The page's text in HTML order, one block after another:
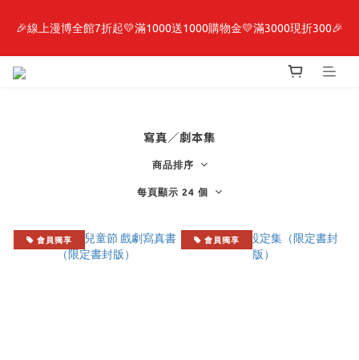
最新開賣🔥「全知讀者視角」 周邊商品
🎉線上漫博全館7折起💛滿1000送1000購物金💛滿3000現折300🎉
【抽籤堂】 影之強者、你又被殺了呢，偵探大人、約會大作戰、
最新開賣🔥「全知讀者視角」 周邊商品
寫真／劇本集
商品排序
每頁顯示 24 個
會員獨享 會員獨享